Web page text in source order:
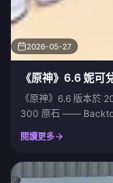
2026-05-27
《原神》6.6 妮
《原神》6.6 版本於
300 原石 ——
碼皆已於 5 月 11 日
兌換碼仍有
閱讀更多